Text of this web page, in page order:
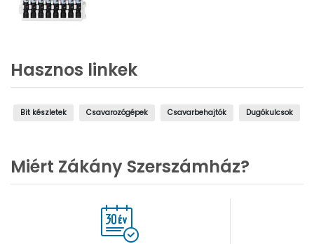
Hasznos linkek
Bit készletek Csavarozógépek Csavarbehajtók Dugókulcsok
Miért Zákány Szerszámház?